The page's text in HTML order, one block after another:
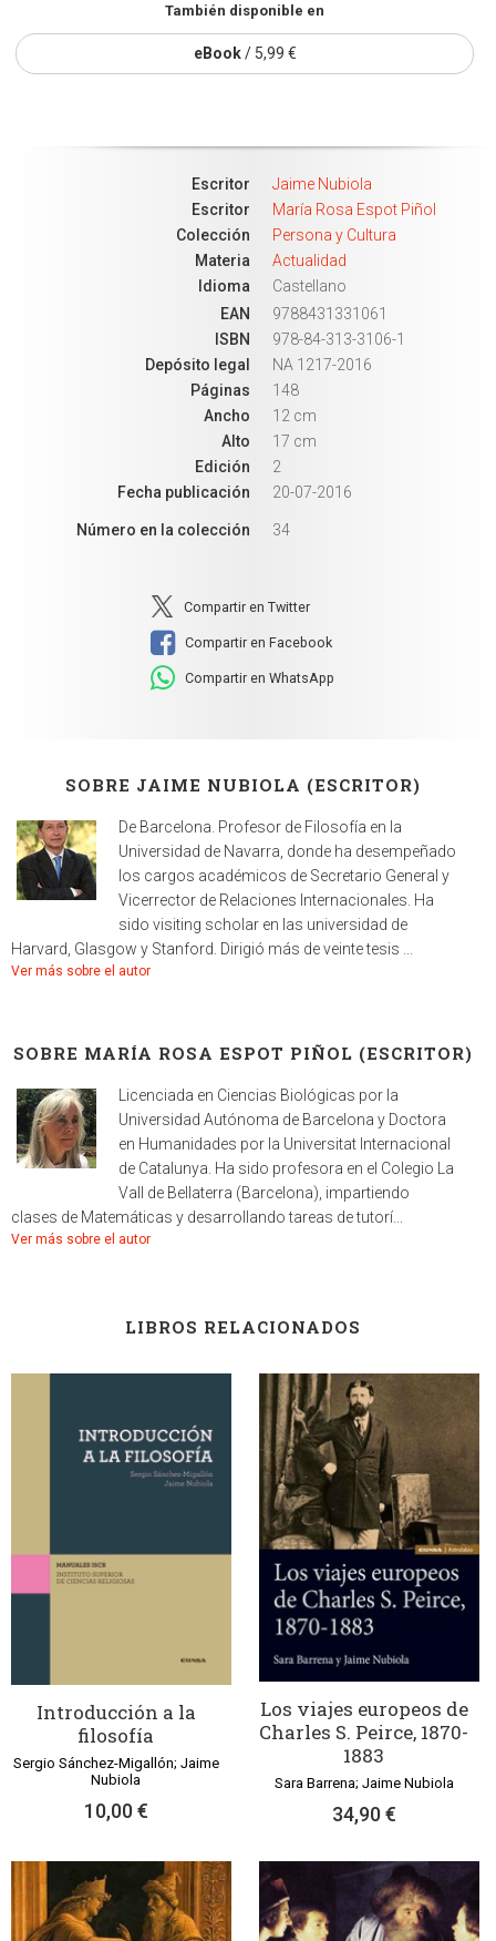
También disponible en
eBook/ 5,99 €
Escritor
Jaime Nubiola
Escritor
María Rosa Espot Piñol
Colección
Persona y Cultura
Materia
Actualidad
Idioma
Castellano
EAN
9788431331061
ISBN
978-84-313-3106-1
Depósito legal
NA 1217-2016
Páginas
148
Ancho
12 cm
Alto
17 cm
Edición
2
Fecha publicación
20-07-2016
Número en la colección 34
Compartir en Twitter
Compartir en Facebook
Compartir en WhatsApp
SOBRE JAIME NUBIOLA (ESCRITOR)
De Barcelona. Profesor de Filosofía en la
Universidad de Navarra, donde ha desempeñado
los cargos académicos de Secretario General y
Vicerrector de Relaciones Internacionales. Ha
sido visiting scholar en las universidad de
Harvard, Glasgow y Stanford. Dirigió más de veinte tesis ...
Ver más sobre el autor
SOBRE MARÍA ROSA ESPOT PIÑOL (ESCRITOR)
Licenciada en Ciencias Biológicas por la
Universidad Autónoma de Barcelona y Doctora
en Humanidades por la Universitat Internacional
de Catalunya. Ha sido profesora en el Colegio La
Vall de Bellaterra (Barcelona), impartiendo
clases de Matemáticas y desarrollando tareas de tutorí...
Ver más sobre el autor
LIBROS RELACIONADOS
Introducción a la
filosofía
Sergio Sánchez-Migallón; Jaime
Nubiola
10,00 €
Los viajes europeos de
Charles S. Peirce, 1870-
1883
Sara Barrena; Jaime Nubiola
34,90 €